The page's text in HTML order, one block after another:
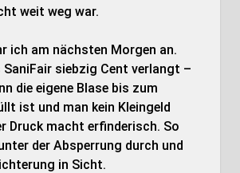
weit weg war.
ich am nächsten Morgen an.
SaniFair siebzig Cent verlangt –
die eigene Blase bis zum
ist und man kein Kleingeld
Druck macht erfinderisch. So
der Absperrung durch und
in Sicht.